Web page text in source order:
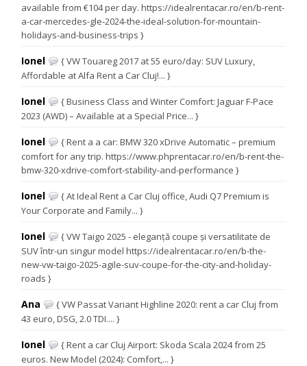
available from €104 per day. https://idealrentacar.ro/en/b-rent-
a-car-mercedes-gle-2024-the-ideal-solution-for-mountain-
holidays-and-business-trips }
Ionel
{ VW Touareg 2017 at 55 euro/day: SUV Luxury,
Affordable at Alfa Rent a Car Cluj!... }
Ionel
{ Business Class and Winter Comfort: Jaguar F-Pace
2023 (AWD) – Available at a Special Price... }
Ionel
{ Rent a a car: BMW 320 xDrive Automatic – premium
comfort for any trip. https://www.phprentacar.ro/en/b-rent-the-
bmw-320-xdrive-comfort-stability-and-performance }
Ionel
{ At Ideal Rent a Car Cluj office, Audi Q7 Premium is
Your Corporate and Family... }
Ionel
{ VW Taigo 2025 - eleganță coupe și versatilitate de
SUV într-un singur model https://idealrentacar.ro/en/b-the-
new-vw-taigo-2025-agile-suv-coupe-for-the-city-and-holiday-
roads }
Ana
{ VW Passat Variant Highline 2020: rent a car Cluj from
43 euro, DSG, 2.0 TDI.... }
Ionel
{ Rent a car Cluj Airport: Skoda Scala 2024 from 25
euros. New Model (2024): Comfort,... }